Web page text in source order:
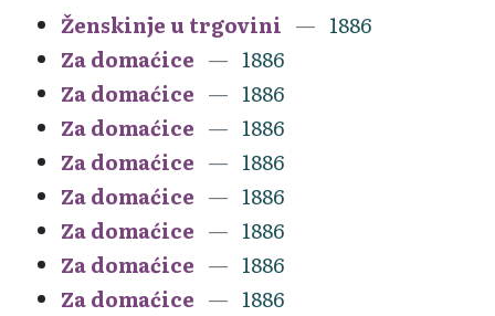
Ženskinje u trgovini
1886
Za domaćice
1886
Za domaćice
1886
Za domaćice
1886
Za domaćice
1886
Za domaćice
1886
Za domaćice
1886
Za domaćice
1886
Za domaćice
1886